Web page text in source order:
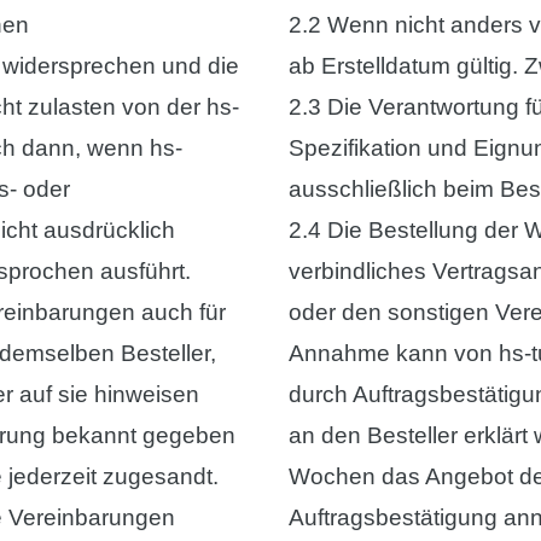
und die
zulasten von der hs-
dann, wenn hs-
oder
ausdrücklich
ausführt.
auch für
Besteller,
auf sie hinweisen
bekannt gegeben
jederzeit zugesandt.
Vereinbarungen
2.2 Wenn nicht anders
ab Erstelldatum gültig.
2.3 Die Verantwortung
Spezifikation und
ausschließlich beim
2.4 Die Bestellung der
verbindliches
oder den sonstigen
Annahme kann von hs-
durch
an den Besteller erklärt
Wochen das Angebot
Auftragsbestätigung